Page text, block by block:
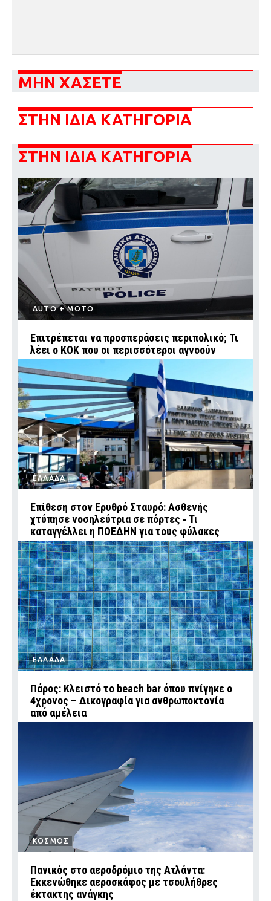
ΜΗΝ ΧΑΣΕΤΕ
ΣΤΗΝ ΙΔΙΑ ΚΑΤΗΓΟΡΙΑ
ΣΤΗΝ ΙΔΙΑ ΚΑΤΗΓΟΡΙΑ
AUTO + MOTO
Επιτρέπεται να προσπεράσεις περιπολικό; Τι
λέει ο ΚΟΚ που οι περισσότεροι αγνοούν
ΕΛΛΑΔΑ
Επίθεση στον Ερυθρό Σταυρό: Ασθενής
χτύπησε νοσηλεύτρια σε πόρτες ‑ Τι
καταγγέλλει η ΠΟΕΔΗΝ για τους φύλακες
ΕΛΛΑΔΑ
Πάρος: Κλειστό το beach bar όπου πνίγηκε ο
4χρονος – Δικογραφία για ανθρωποκτονία
από αμέλεια
ΚΟΣΜΟΣ
Πανικός στο αεροδρόμιο της Ατλάντα:
Εκκενώθηκε αεροσκάφος με τσουλήθρες
έκτακτης ανάγκης